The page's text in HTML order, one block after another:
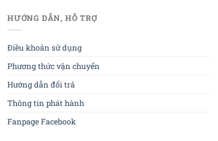
HƯỚNG DẪN, HỖ TRỢ
Điều khoản sử dụng
Phương thức vận chuyển
Hướng dẫn đổi trả
Thông tin phát hành
Fanpage Facebook